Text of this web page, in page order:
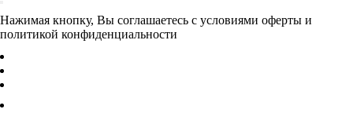
Нажимая кнопку, Вы соглашаетесь с условиями оферты и
политикой конфиденциальности